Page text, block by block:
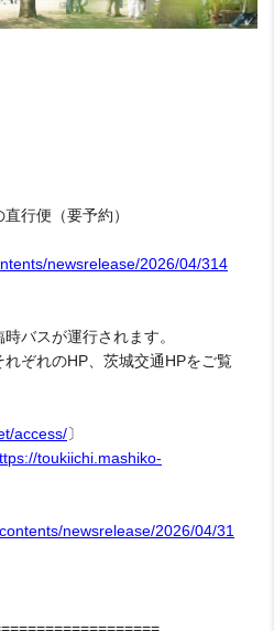
行便（要予約）
newsrelease/2026/04/314
バスが運行されます。
ぞれのHP、茨城交通HPをご覧
access/〕
toukiichi.mashiko-
newsrelease/2026/04/31